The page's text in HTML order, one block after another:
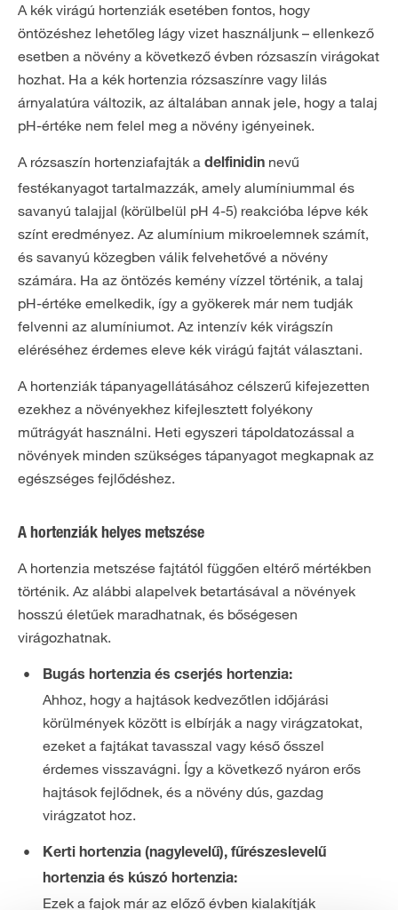
A kék virágú hortenziák esetében fontos, hogy
öntözéshez lehetőleg lágy vizet használjunk – ellenkező
esetben a növény a következő évben rózsaszín virágokat
hozhat. Ha a kék hortenzia rózsaszínre vagy lilás
árnyalatúra változik, az általában annak jele, hogy a talaj
pH-értéke nem felel meg a növény igényeinek.
A rózsaszín hortenziafajták a delfinidin nevű
festékanyagot tartalmazzák, amely alumíniummal és
savanyú talajjal (körülbelül pH 4-5) reakcióba lépve kék
színt eredményez. Az alumínium mikroelemnek számít,
és savanyú közegben válik felvehetővé a növény
számára. Ha az öntözés kemény vízzel történik, a talaj
pH-értéke emelkedik, így a gyökerek már nem tudják
felvenni az alumíniumot. Az intenzív kék virágszín
eléréséhez érdemes eleve kék virágú fajtát választani.
A hortenziák tápanyagellátásához célszerű kifejezetten
ezekhez a növényekhez kifejlesztett folyékony
műtrágyát használni. Heti egyszeri tápoldatozással a
növények minden szükséges tápanyagot megkapnak az
egészséges fejlődéshez.
A hortenziák helyes metszése
A hortenzia metszése fajtától függően eltérő mértékben
történik. Az alábbi alapelvek betartásával a növények
hosszú életűek maradhatnak, és bőségesen
virágozhatnak.
Bugás hortenzia és cserjés hortenzia:
Ahhoz, hogy a hajtások kedvezőtlen időjárási
körülmények között is elbírják a nagy virágzatokat,
ezeket a fajtákat tavasszal vagy késő ősszel
érdemes visszavágni. Így a következő nyáron erős
hajtások fejlődnek, és a növény dús, gazdag
virágzatot hoz.
Kerti hortenzia (nagylevelű), fűrészeslevelű
hortenzia és kúszó hortenzia:
Ezek a fajok már az előző évben kialakítják